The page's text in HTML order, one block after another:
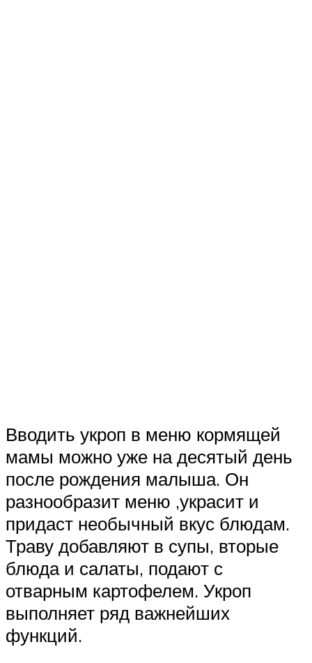
Вводить укроп в меню кормящей
мамы можно уже на десятый день
после рождения малыша. Он
разнообразит меню ,украсит и
придаст необычный вкус блюдам.
Траву добавляют в супы, вторые
блюда и салаты, подают с
отварным картофелем. Укроп
выполняет ряд важнейших
функций.